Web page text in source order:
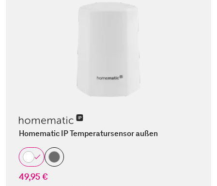
Homematic IP Temperatursensor außen
49,95 €